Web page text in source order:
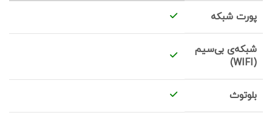
پورت شبکه
شبکه‌ی بی‌سیم
(WIFI)
بلوتوث